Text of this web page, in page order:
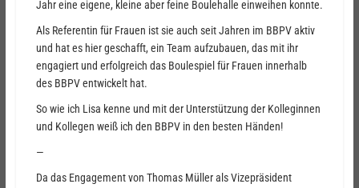
Jahr eine eigene, kleine aber feine Boulehalle einweihen konnte.
Als Referentin für Frauen ist sie auch seit Jahren im BBPV aktiv
und hat es hier geschafft, ein Team aufzubauen, das mit ihr
engagiert und erfolgreich das Boulespiel für Frauen innerhalb
des BBPV entwickelt hat.
So wie ich Lisa kenne und mit der Unterstützung der Kolleginnen
und Kollegen weiß ich den BBPV in den besten Händen!
—
Da das Engagement von Thomas Müller als Vizepräsident